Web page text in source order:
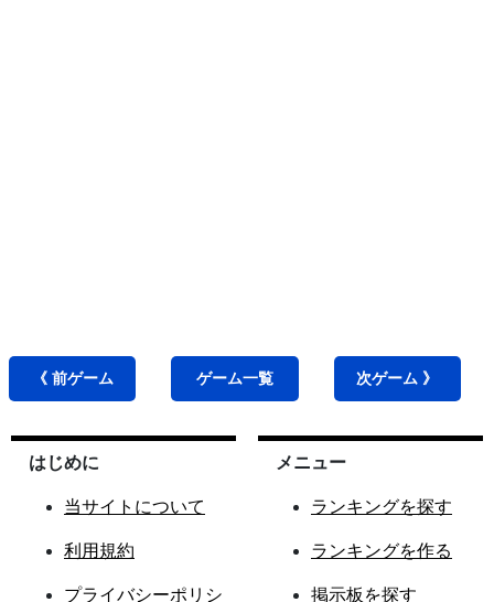
《 前ゲーム ゲーム一覧 次ゲーム 》
はじめに
当サイトについて
利用規約
プライバシーポリシ
メニュー
ランキングを探す
ランキングを作る
掲示板を探す